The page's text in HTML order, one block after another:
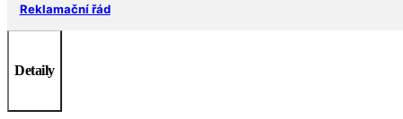
Reklamační řád
Detaily